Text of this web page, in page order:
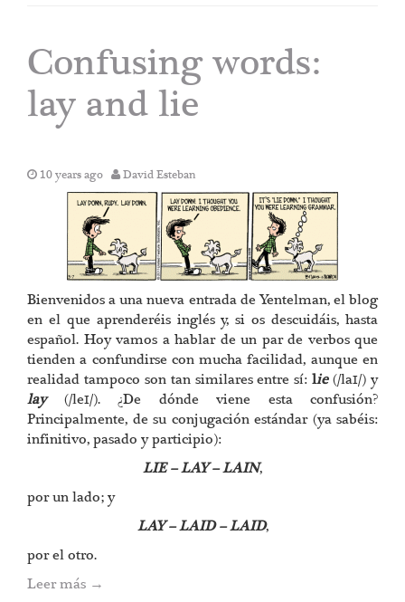
Confusing words:
lay and lie
10 years ago David Esteban
Bienvenidos a una nueva entrada de Yentelman, el blog
en el que aprenderéis inglés y, si os descuidáis, hasta
español. Hoy vamos a hablar de un par de verbos que
tienden a confundirse con mucha facilidad, aunque en
realidad tampoco son tan similares entre sí:lie (/laɪ/) y
lay
(/leɪ/). ¿De dónde viene esta confusión?
Principalmente, de su conjugación estándar (ya sabéis:
infinitivo, pasado y participio):
LIE – LAY – LAIN,
por un lado; y
LAY – LAID – LAID,
por el otro.
Leer más →